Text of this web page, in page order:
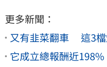
更多新聞：
又有韭菜翻車 這3檔
它成立總報酬近